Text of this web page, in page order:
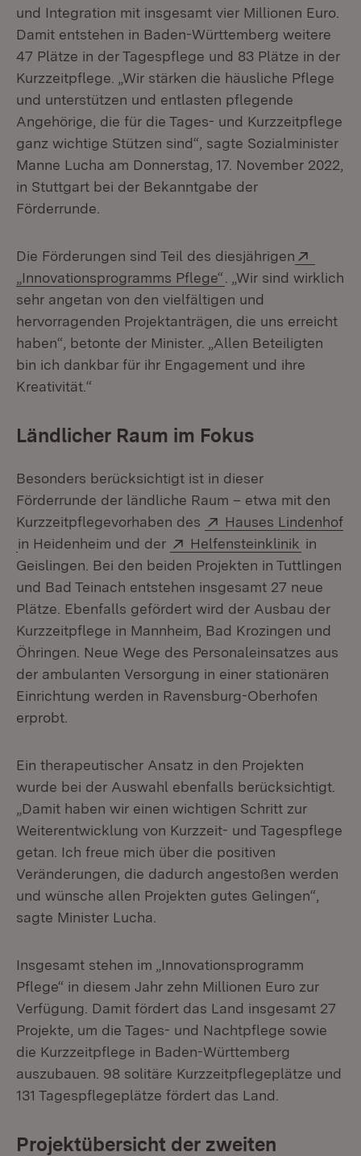
und Integration mit insgesamt vier Millionen Euro.
Damit entstehen in Baden-Württemberg weitere
47 Plätze in der Tagespflege und 83 Plätze in der
Kurzzeitpflege. „Wir stärken die häusliche Pflege
und unterstützen und entlasten pflegende
Angehörige, die für die Tages- und Kurzzeitpflege
ganz wichtige Stützen sind“, sagte Sozialminister
Manne Lucha am Donnerstag, 17. November 2022,
in Stuttgart bei der Bekanntgabe der
Förderrunde.
Die Förderungen sind Teil des diesjährigen
„Innovationsprogramms Pflege“ (Öffnet in neuem
. „Wir sind wirklich
sehr angetan von den vielfältigen und
hervorragenden Projektanträgen, die uns erreicht
haben“, betonte der Minister. „Allen Beteiligten
bin ich dankbar für ihr Engagement und ihre
Kreativität.“
Ländlicher Raum im Fokus
Besonders berücksichtigt ist in dieser
Förderrunde der ländliche Raum – etwa mit den
Kurzzeitpflegevorhaben des
Extern:
Hauses Lindenhof
(Öffnet in neuem Fenster)
in Heidenheim und der Extern:
Helfensteinklinik (Öffnet
in
Geislingen. Bei den beiden Projekten in Tuttlingen
und Bad Teinach entstehen insgesamt 27 neue
Plätze. Ebenfalls gefördert wird der Ausbau der
Kurzzeitpflege in Mannheim, Bad Krozingen und
Öhringen. Neue Wege des Personaleinsatzes aus
der ambulanten Versorgung in einer stationären
Einrichtung werden in Ravensburg-Oberhofen
erprobt.
Ein therapeutischer Ansatz in den Projekten
wurde bei der Auswahl ebenfalls berücksichtigt.
„Damit haben wir einen wichtigen Schritt zur
Weiterentwicklung von Kurzzeit- und Tagespflege
getan. Ich freue mich über die positiven
Veränderungen, die dadurch angestoßen werden
und wünsche allen Projekten gutes Gelingen“,
sagte Minister Lucha.
Insgesamt stehen im „Innovationsprogramm
Pflege“ in diesem Jahr zehn Millionen Euro zur
Verfügung. Damit fördert das Land insgesamt 27
Projekte, um die Tages- und Nachtpflege sowie
die Kurzzeitpflege in Baden-Württemberg
auszubauen. 98 solitäre Kurzzeitpflegeplätze und
131 Tagespflegeplätze fördert das Land.
Projektübersicht der zweiten